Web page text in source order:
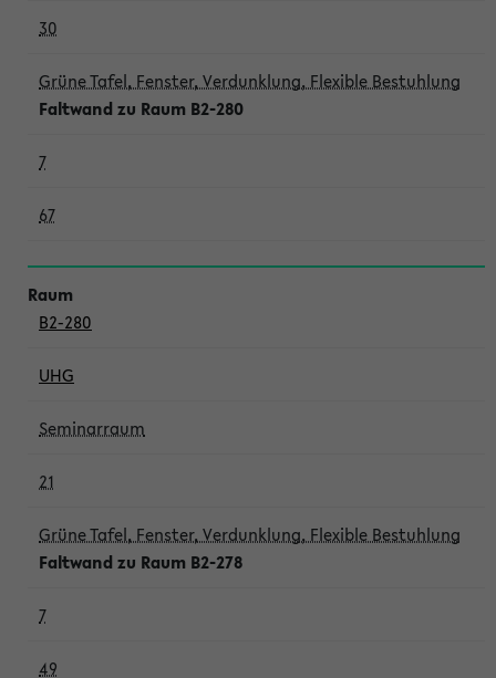
30
Grüne Tafel, Fenster, Verdunklung, Flexible Bestuhlung
Faltwand zu Raum B2-280
7
67
B2-280
UHG
Seminarraum
21
Grüne Tafel, Fenster, Verdunklung, Flexible Bestuhlung
Faltwand zu Raum B2-278
7
49